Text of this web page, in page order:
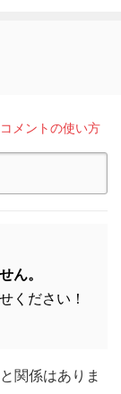
コメントの使い方
ん。
ください！
関係はありま